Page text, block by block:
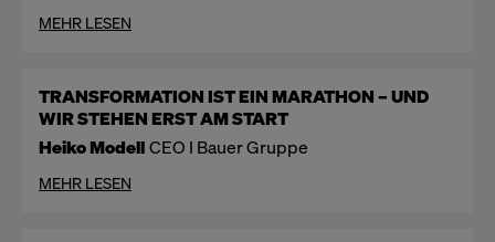
MEHR LESEN
TRANSFORMATION IST EIN MARATHON – UND
WIR STEHEN ERST AM START
Heiko ModellCEO I Bauer Gruppe
MEHR LESEN